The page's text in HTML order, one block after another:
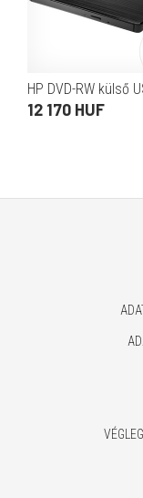
HP DVD-RW külső
12 170 HUF